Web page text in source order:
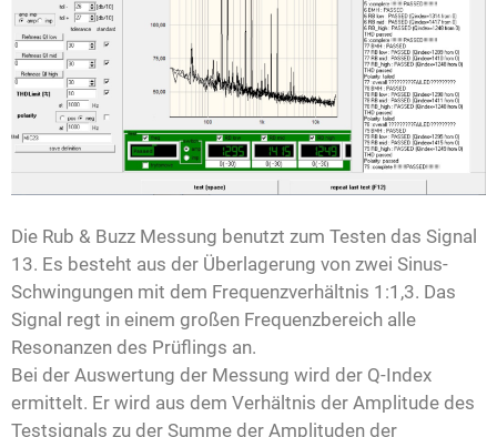
Die Rub & Buzz Messung benutzt zum Testen das Signal
13. Es besteht aus der Überlagerung von zwei Sinus-
Schwingungen mit dem Frequenzverhältnis 1:1,3. Das
Signal regt in einem großen Frequenzbereich alle
Resonanzen des Prüflings an.
Bei der Auswertung der Messung wird der Q-Index
ermittelt. Er wird aus dem Verhältnis der Amplitude des
Testsignals zu der Summe der Amplituden der